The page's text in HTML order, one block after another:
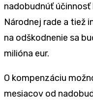
nadobudnúť účinnosť
Národnej rade a tiež
na odškodnenie sa
milióna eur.
O kompenzáciu
mesiacov od